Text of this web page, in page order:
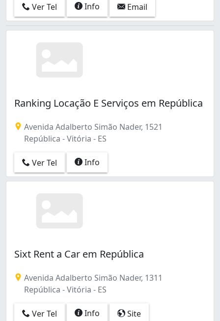
Ver Tel Info Email
Ranking Locação E Serviços em República
Avenida Adalberto Simão Nader, 1521
República - Vitória - ES
Ver Tel Info
Sixt Rent a Car em República
Avenida Adalberto Simão Nader, 1311
República - Vitória - ES
Ver Tel Info Site